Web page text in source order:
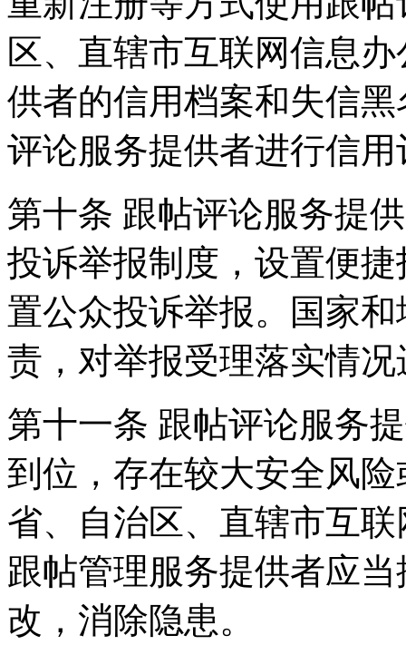
区、直辖市互联网信息
供者的信用档案和失信
评论服务提供者进行信用
第十条 跟帖评论服务提
投诉举报制度，设置便
置公众投诉举报。国家
责，对举报受理落实情
第十一条 跟帖评论服务
到位，存在较大安全风
省、自治区、直辖市互
跟帖管理服务提供者应
改，消除隐患。